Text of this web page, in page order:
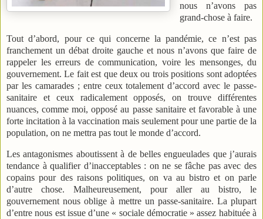
nous n’avons pas
grand-chose à faire.
Tout d’abord, pour ce qui concerne la pandémie, ce n’est pas
franchement un débat droite gauche et nous n’avons que faire de
rappeler les erreurs de communication, voire les mensonges, du
gouvernement. Le fait est que deux ou trois positions sont adoptées
par les camarades ; entre ceux totalement d’accord avec le passe-
sanitaire et ceux radicalement opposés, on trouve différentes
nuances, comme moi, opposé au passe sanitaire et favorable à une
forte incitation à la vaccination mais seulement pour une partie de la
population, on ne mettra pas tout le monde d’accord.
Les antagonismes aboutissent à de belles engueulades que j’aurais
tendance à qualifier d’inacceptables : on ne se fâche pas avec des
copains pour des raisons politiques, on va au bistro et on parle
d’autre chose. Malheureusement, pour aller au bistro, le
gouvernement nous oblige à mettre un passe-sanitaire. La plupart
d’entre nous est issue d’une « sociale démocratie » assez habituée à